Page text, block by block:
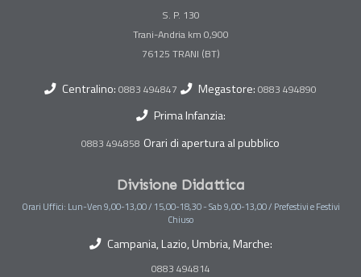
S. P. 130
Trani-Andria km 0,900
Centralino: 0883 494847 Megastore: 0883 494890
Prima Infanzia:
0883 494858 Orari di apertura al pubblico
Divisione Didattica
Orari Uffici: Lun-Ven 9,00-13,00 / 15,00-18,30 - Sab 9,00-13,00 / Prefestivi e Festivi
Chiuso
Campania, Lazio, Umbria, Marche:
0883 494814